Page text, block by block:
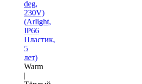
deg,
230V)
(Arlight,
IP66
Пластик,
5
лет)
Warm
|